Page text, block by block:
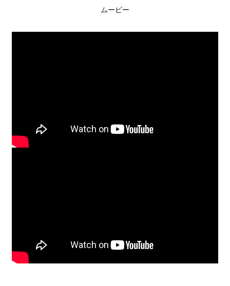
ムービー